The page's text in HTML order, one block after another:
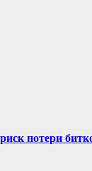
потери